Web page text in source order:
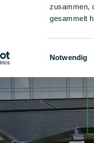
zusammen,
gesammelt
Notwendig